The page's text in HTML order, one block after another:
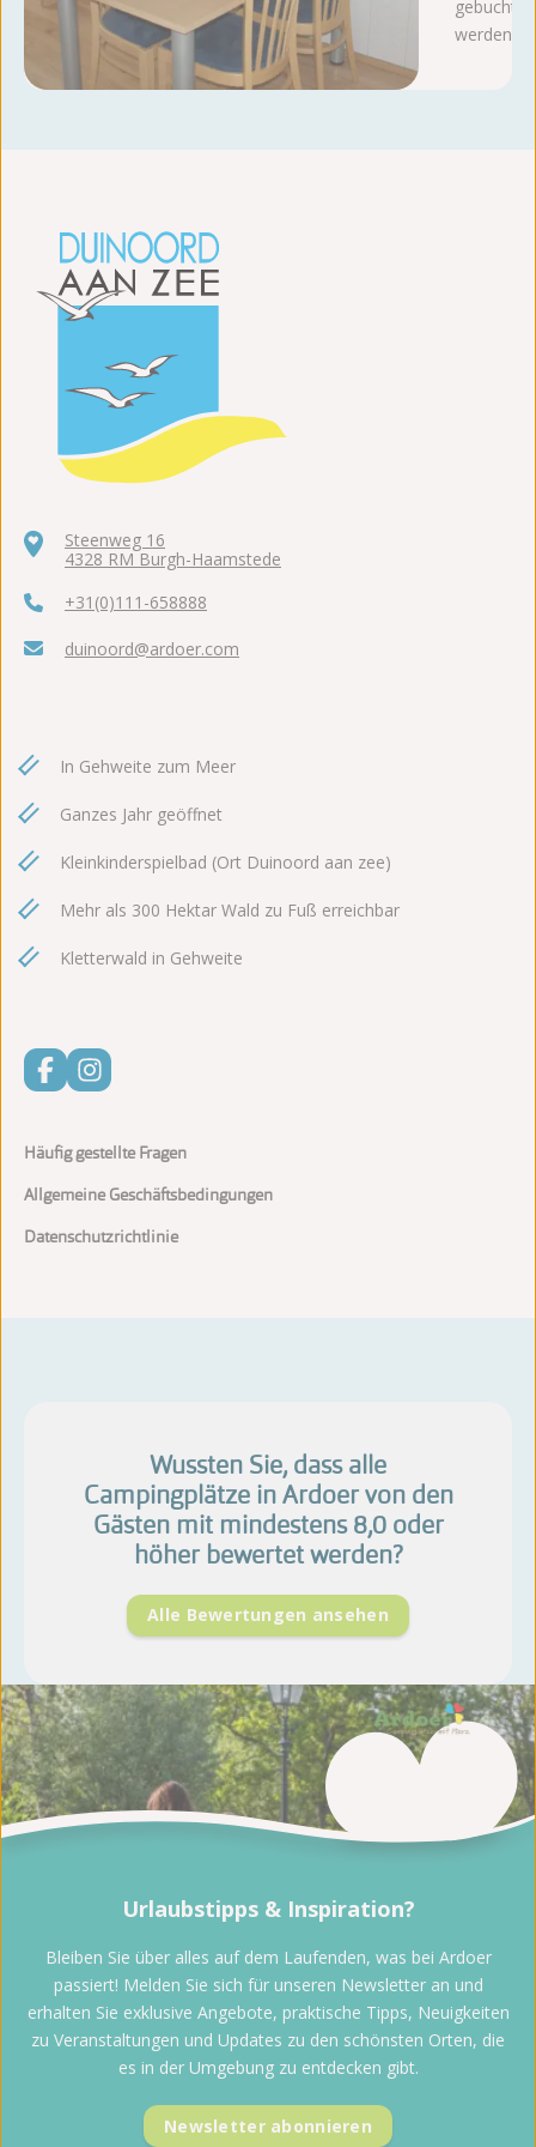
gebucht
werden
Steenweg 16
4328 RM Burgh-Haamstede
+31(0)111-658888
duinoord@ardoer.com
In Gehweite zum Meer
Ganzes Jahr geöffnet
Kleinkinderspielbad (Ort Duinoord aan zee)
Mehr als 300 Hektar Wald zu Fuß erreichbar
Kletterwald in Gehweite
Häufig gestellte Fragen
Allgemeine Geschäftsbedingungen
Datenschutzrichtlinie
Wussten Sie, dass alle
Campingplätze in Ardoer von den
Gästen mit mindestens 8,0 oder
höher bewertet werden?
Alle Bewertungen ansehen
Urlaubstipps & Inspiration?
Bleiben Sie über alles auf dem Laufenden, was bei Ardoer
passiert! Melden Sie sich für unseren Newsletter an und
erhalten Sie exklusive Angebote, praktische Tipps, Neuigkeiten
zu Veranstaltungen und Updates zu den schönsten Orten, die
es in der Umgebung zu entdecken gibt.
Newsletter abonnieren